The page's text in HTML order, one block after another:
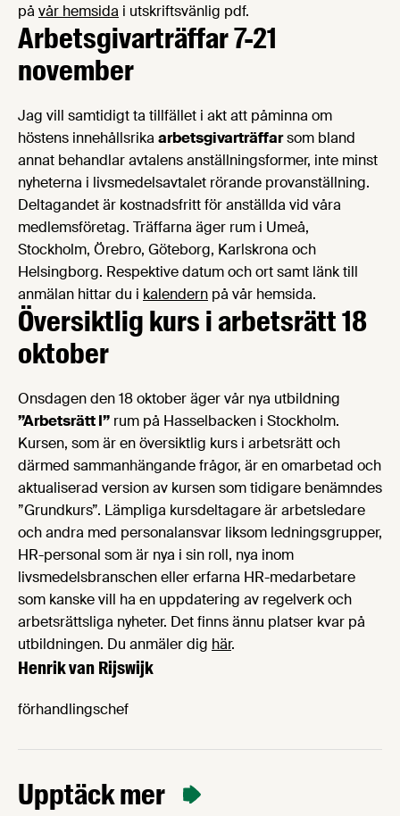
på vår hemsida i utskriftsvänlig pdf.
Arbetsgivarträffar 7-21
november
Jag vill samtidigt ta tillfället i akt att påminna om
höstens innehållsrika arbetsgivarträffarsom bland
annat behandlar avtalens anställningsformer, inte minst
nyheterna i livsmedelsavtalet rörande provanställning.
Deltagandet är kostnadsfritt för anställda vid våra
medlemsföretag. Träffarna äger rum i Umeå,
Stockholm, Örebro, Göteborg, Karlskrona och
Helsingborg. Respektive datum och ort samt länk till
anmälan hittar du i kalendern på vår hemsida.
Översiktlig kurs i arbetsrätt 18
oktober
Onsdagen den 18 oktober äger vår nya utbildning
”Arbetsrätt I” rum på Hasselbacken i Stockholm.
Kursen, som är en översiktlig kurs i arbetsrätt och
därmed sammanhängande frågor, är en omarbetad och
aktualiserad version av kursen som tidigare benämndes
”Grundkurs”. Lämpliga kursdeltagare är arbetsledare
och andra med personalansvar liksom ledningsgrupper,
HR-personal som är nya i sin roll, nya inom
livsmedelsbranschen eller erfarna HR-medarbetare
som kanske vill ha en uppdatering av regelverk och
arbetsrättsliga nyheter. Det finns ännu platser kvar på
utbildningen. Du anmäler dig här.
Henrik van Rijswijk
förhandlingschef
Upptäck mer